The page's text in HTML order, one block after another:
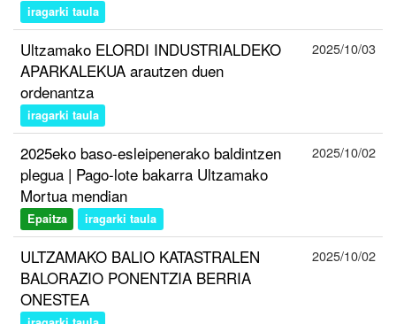
iragarki taula
Ultzamako ELORDI INDUSTRIALDEKO
APARKALEKUA arautzen duen
ordenantza
iragarki taula
2025/10/03
2025eko baso-esleipenerako baldintzen
plegua | Pago-lote bakarra Ultzamako
Mortua mendian
Epaitza iragarki taula
2025/10/02
ULTZAMAKO BALIO KATASTRALEN
BALORAZIO PONENTZIA BERRIA
ONESTEA
2025/10/02